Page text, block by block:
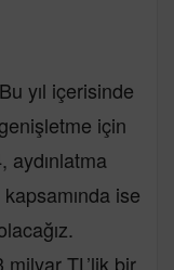
yıl içerisinde
için
aydınlatma
ise
TL’lik bir